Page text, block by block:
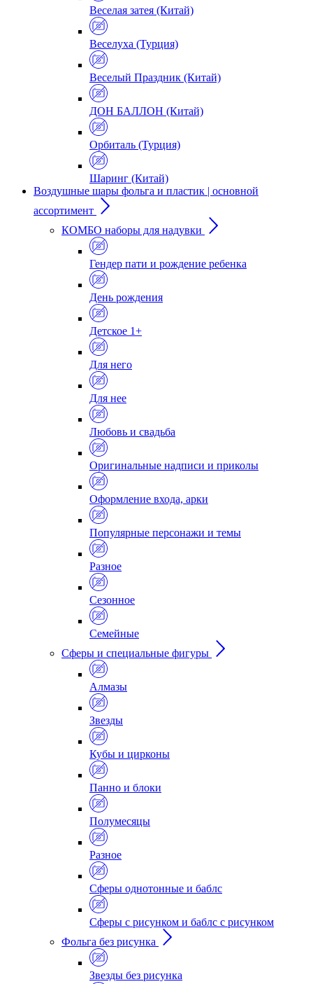
Веселая затея (Китай)
Веселуха (Турция)
Веселый Праздник (Китай)
ДОН БАЛЛОН (Китай)
Орбиталь (Турция)
Шаринг (Китай)
Воздушные шары фольга и пластик | основной
ассортимент
КОМБО наборы для надувки
Гендер пати и рождение ребенка
День рождения
Детское 1+
Для него
Для нее
Любовь и свадьба
Оригинальные надписи и приколы
Оформление входа, арки
Популярные персонажи и темы
Разное
Сезонное
Семейные
Сферы и специальные фигуры
Алмазы
Звезды
Кубы и цирконы
Панно и блоки
Полумесяцы
Разное
Сферы однотонные и баблс
Сферы с рисунком и баблс с рисунком
Фольга без рисунка
Звезды без рисунка